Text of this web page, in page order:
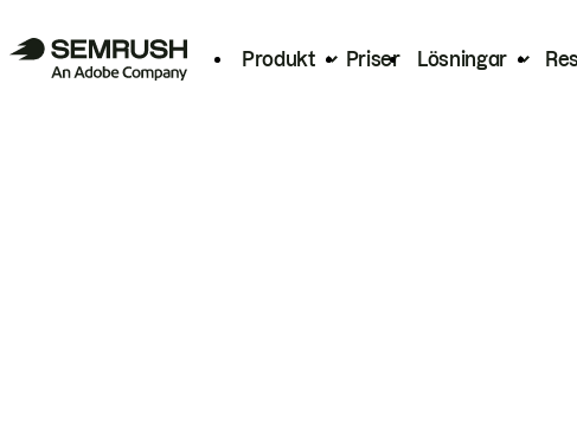
Produkt Priser Lösningar